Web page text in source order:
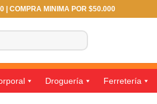
| COMPRA MINIMA POR $50.000
Droguería Ferretería